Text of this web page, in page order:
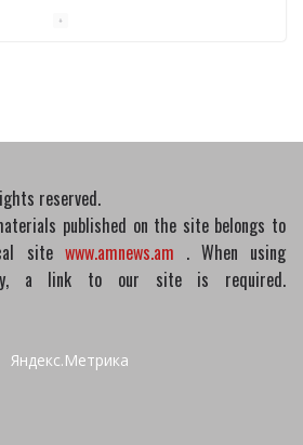
reserved.
published on the site belongs to
site www.amnews.am . When using
a link to our site is required.